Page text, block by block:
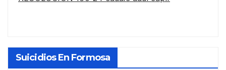
Suicidios En Formosa